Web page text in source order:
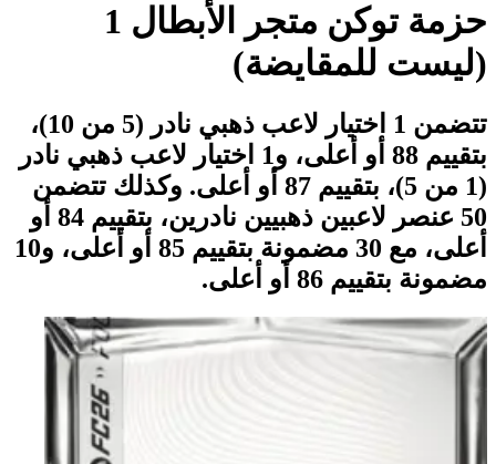
حزمة توكن متجر الأبطال 1
(ليست للمقايضة)
تتضمن 1 اختيار لاعب ذهبي نادر (5 من 10)،
بتقييم 88 أو أعلى، و1 اختيار لاعب ذهبي نادر
(1 من 5)، بتقييم 87 أو أعلى. وكذلك تتضمن
50 عنصر لاعبين ذهبيين نادرين، بتقييم 84 أو
أعلى، مع 30 مضمونة بتقييم 85 أو أعلى، و10
مضمونة بتقييم 86 أو أعلى.